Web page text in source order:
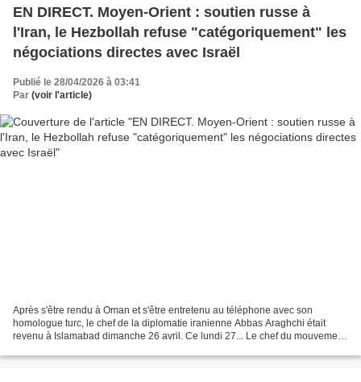
EN DIRECT. Moyen-Orient : soutien russe à
l'Iran, le Hezbollah refuse "catégoriquement" les
négociations directes avec Israël
Publié le 28/04/2026 à 03:41
Par (voir l'article)
Après s'être rendu à Oman et s'être entretenu au téléphone avec son
homologue turc, le chef de la diplomatie iranienne Abbas Araghchi était
revenu à Islamabad dimanche 26 avril. Ce lundi 27... Le chef du mouvement